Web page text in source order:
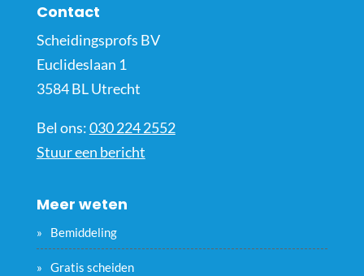
Contact
Scheidingsprofs BV
Euclideslaan 1
3584 BL Utrecht
Bel ons:030 224 2552
Stuur een bericht
Meer weten
Bemiddeling
Gratis scheiden